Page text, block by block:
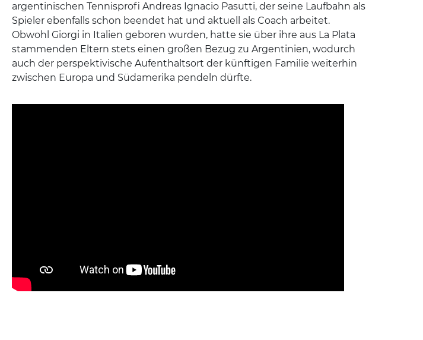
argentinischen Tennisprofi Andreas Ignacio Pasutti, der seine Laufbahn als
Spieler ebenfalls schon beendet hat und aktuell als Coach arbeitet.
Obwohl Giorgi in Italien geboren wurden, hatte sie über ihre aus La Plata
stammenden Eltern stets einen großen Bezug zu Argentinien, wodurch
auch der perspektivische Aufenthaltsort der künftigen Familie weiterhin
zwischen Europa und Südamerika pendeln dürfte.